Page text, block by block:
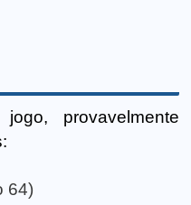
provavelmente
64)